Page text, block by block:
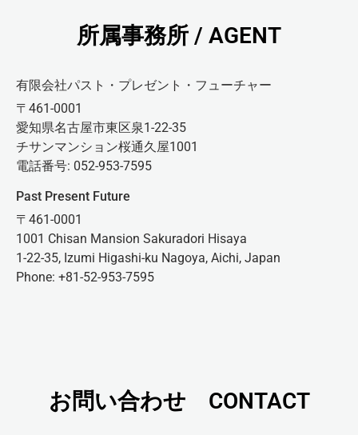
所属事務所 / AGENT
有限会社パスト・プレゼント・フューチャー
〒461-0001
愛知県名古屋市東区泉1-22-35
チサンマンション桜通久屋1001
電話番号: 052-953-7595
Past Present Future
〒461-0001
1001 Chisan Mansion Sakuradori Hisaya
1-22-35, Izumi Higashi-ku Nagoya, Aichi, Japan
Phone: +81-52-953-7595
お問い合わせ CONTACT